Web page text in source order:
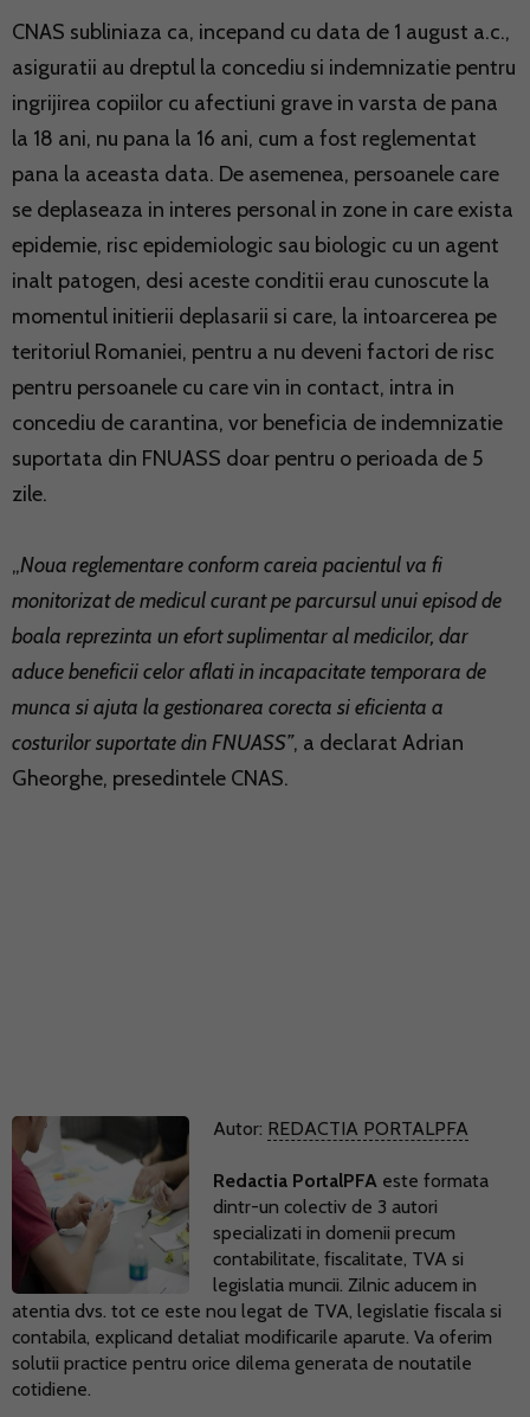
CNAS subliniaza ca, incepand cu data de 1 august a.c.,
asiguratii au dreptul la concediu si indemnizatie pentru
ingrijirea copiilor cu afectiuni grave in varsta de pana
la 18 ani, nu pana la 16 ani, cum a fost reglementat
pana la aceasta data. De asemenea, persoanele care
se deplaseaza in interes personal in zone in care exista
epidemie, risc epidemiologic sau biologic cu un agent
inalt patogen, desi aceste conditii erau cunoscute la
momentul initierii deplasarii si care, la intoarcerea pe
teritoriul Romaniei, pentru a nu deveni factori de risc
pentru persoanele cu care vin in contact, intra in
concediu de carantina, vor beneficia de indemnizatie
suportata din FNUASS doar pentru o perioada de 5
zile.
„Noua reglementare conform careia pacientul va fi
monitorizat de medicul curant pe parcursul unui episod de
boala reprezinta un efort suplimentar al medicilor, dar
aduce beneficii celor aflati in incapacitate temporara de
munca si ajuta la gestionarea corecta si eficienta a
costurilor suportate din FNUASS”, a declarat Adrian
Gheorghe, presedintele CNAS.
Autor: REDACTIA PORTALPFA
Redactia PortalPFA este formata
dintr-un colectiv de 3 autori
specializati in domenii precum
contabilitate, fiscalitate, TVA si
legislatia muncii. Zilnic aducem in
atentia dvs. tot ce este nou legat de TVA, legislatie fiscala si
contabila, explicand detaliat modificarile aparute. Va oferim
solutii practice pentru orice dilema generata de noutatile
cotidiene.